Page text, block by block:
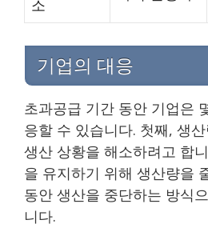
소
기업의 대응
초과공급 기간 동안 기업은
응할 수 있습니다. 첫째, 생
생산 상황을 해소하려고 합
을 유지하기 위해 생산량을
동안 생산을 중단하는 방식
니다.